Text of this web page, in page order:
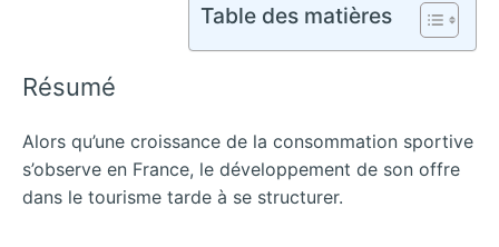
Table des matières
Résumé
Alors qu’une croissance de la consommation sportive
s’observe en France, le développement de son offre
dans le tourisme tarde à se structurer.